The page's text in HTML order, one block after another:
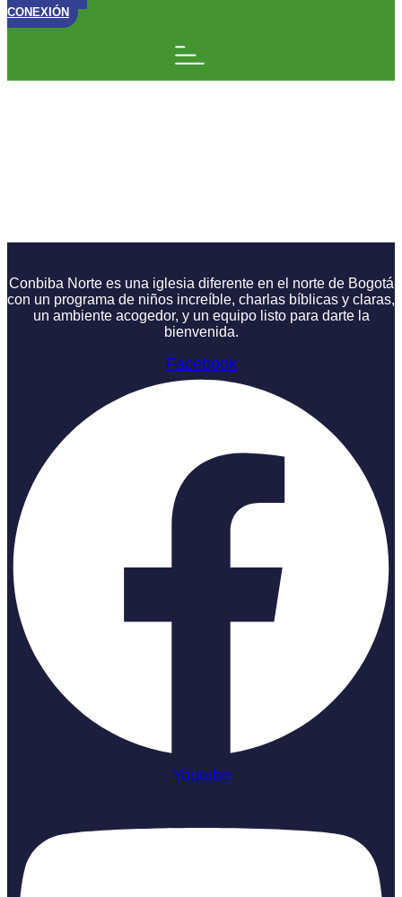
CONEXIÓN
Conbiba Norte es una iglesia diferente en el norte de Bogotá
con un programa de niños increíble, charlas bíblicas y claras,
un ambiente acogedor, y un equipo listo para darte la
bienvenida.
Facebook
Youtube